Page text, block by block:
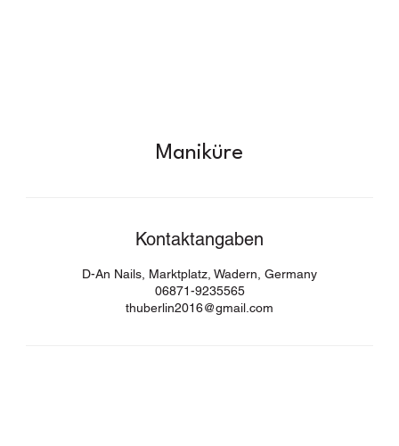
Maniküre
Kontaktangaben
D-An Nails, Marktplatz, Wadern, Germany
06871-9235565
thuberlin2016@gmail.com